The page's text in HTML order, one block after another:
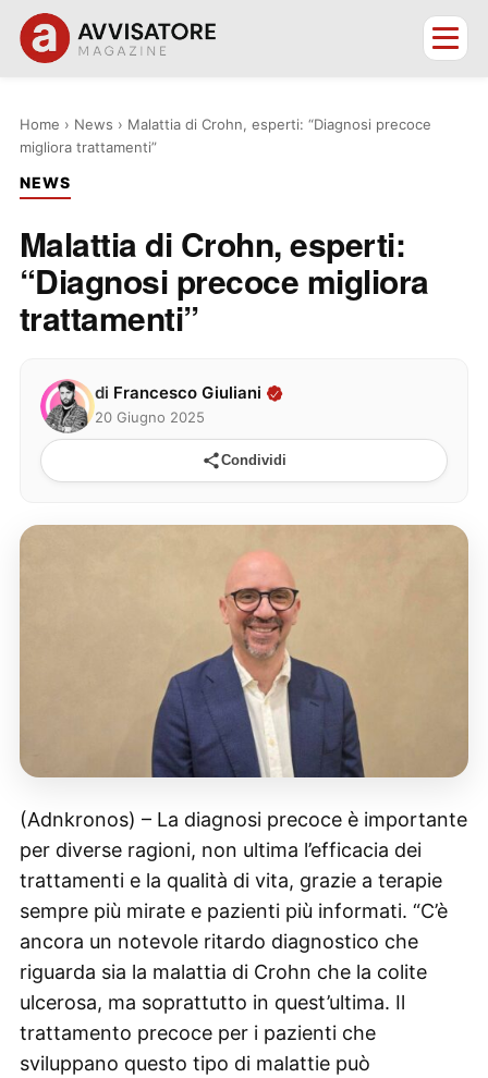
Home › News › Malattia di Crohn, esperti: “Diagnosi precoce
migliora trattamenti”
NEWS
Malattia di Crohn, esperti:
“Diagnosi precoce migliora
trattamenti”
di Francesco Giuliani
20 Giugno 2025
Condividi
(Adnkronos) – La diagnosi precoce è importante
per diverse ragioni, non ultima l’efficacia dei
trattamenti e la qualità di vita, grazie a terapie
sempre più mirate e pazienti più informati. “C’è
ancora un notevole ritardo diagnostico che
riguarda sia la malattia di Crohn che la colite
ulcerosa, ma soprattutto in quest’ultima. Il
trattamento precoce per i pazienti che
sviluppano questo tipo di malattie può